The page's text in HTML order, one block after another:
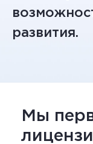
развития.
Мы